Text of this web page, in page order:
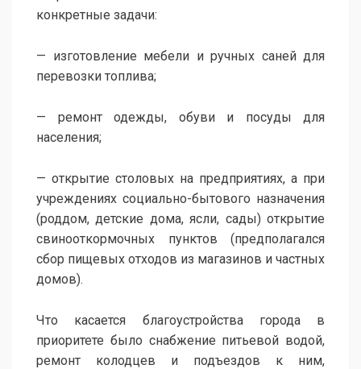
конкретные задачи:
— изготовление мебели и ручных саней для
перевозки топлива;
— ремонт одежды, обуви и посуды для
населения;
— открытие столовых на предприятиях, а при
учреждениях социально-бытового назначения
(роддом, детские дома, ясли, сады) открытие
свинооткормочных пунктов (предполагался
сбор пищевых отходов из магазинов и частных
домов).
Что касается благоустройства города в
приоритете было снабжение питьевой водой,
ремонт колодцев и подъездов к ним,